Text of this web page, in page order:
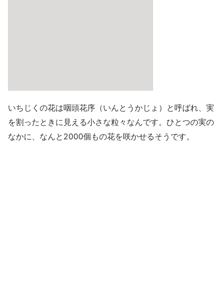
いちじくの花は咽頭花序（いんとうかじょ）と呼ばれ、実
を割ったときに見える小さな粒々なんです。ひとつの実の
なかに、なんと2000個もの花を咲かせるそうです。